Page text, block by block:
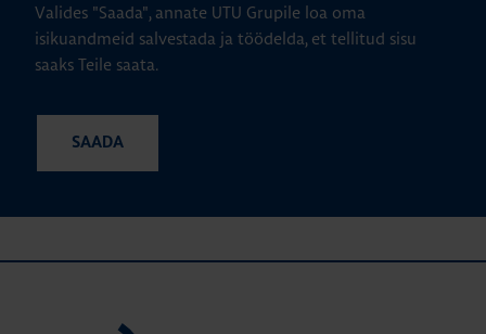
Valides "Saada", annate UTU Grupile loa oma
isikuandmeid salvestada ja töödelda, et tellitud sisu
saaks Teile saata.